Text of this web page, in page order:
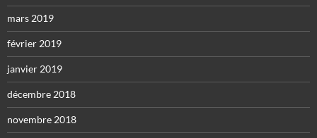
mars 2019
février 2019
janvier 2019
décembre 2018
novembre 2018